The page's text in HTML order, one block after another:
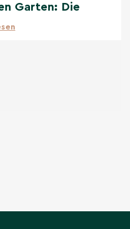
Garten: Die
Auswahl